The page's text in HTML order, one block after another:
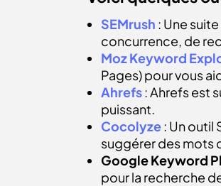
SEMrush : Une
concurrence, de
Moz Keyword
Pages) pour vous
Ahrefs: Ahrefs est
puissant.
Cocolyze: Un outil
suggérer des mots
Google Keyword
pour la recherche